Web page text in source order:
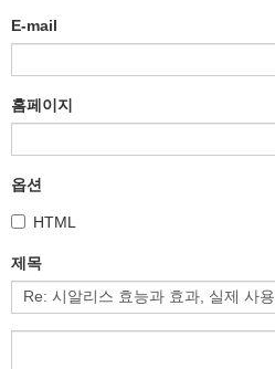
E-mail
홈페이지
옵션
HTML
제목